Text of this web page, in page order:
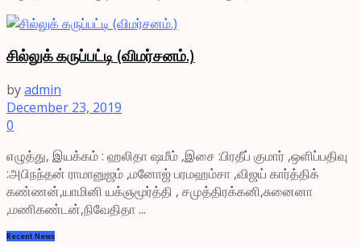
சில்லுக் கருப்பட்டி (விமர்சனம்.)
byadmin
December 23, 2019
0
எழுத்து, இயக்கம் : ஹலிதா ஷமீம் ,இசை :பிரதீப் குமார் ,ஒளிப்பதிவு
:அபிநந்தன் ராமானுஜம் ,மனோஜ் பரமஹம்சா ,விஜய் கார்த்திக்
கண்ணன்,யாமினி யக்ஞமூர்த்தி , சமுத்திரக்கனி,சுனைனா
,மணிகண்டன்,நிவேதிதா ...
Recent News